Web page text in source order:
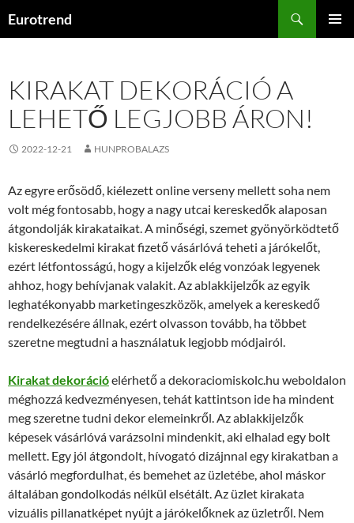
Eurotrend
KIRAKAT DEKORÁCIÓ A
LEHETŐ LEGJOBB ÁRON!
2022-12-21 HUNPROBALAZS
Az egyre erősödő, kiélezett online verseny mellett soha nem
volt még fontosabb, hogy a nagy utcai kereskedők alaposan
átgondolják kirakataikat. A minőségi, szemet gyönyörködtető
kiskereskedelmi kirakat fizető vásárlóvá teheti a járókelőt,
ezért létfontosságú, hogy a kijelzők elég vonzóak legyenek
ahhoz, hogy behívjanak valakit. Az ablakkijelzők az egyik
leghatékonyabb marketingeszközök, amelyek a kereskedő
rendelkezésére állnak, ezért olvasson tovább, ha többet
szeretne megtudni a használatuk legjobb módjairól.
Kirakat dekorációelérhető a dekoraciomiskolc.hu weboldalon
méghozzá kedvezményesen, tehát kattintson ide ha mindent
meg szeretne tudni dekor elemeinkről. Az ablakkijelzők
képesek vásárlóvá varázsolni mindenkit, aki elhalad egy bolt
mellett. Egy jól átgondolt, hívogató dizájnnal egy kirakatban a
vásárló megfordulhat, és bemehet az üzletébe, ahol máskor
általában gondolkodás nélkül elsétált. Az üzlet kirakata
vizuális pillanatképet nyújt a járókelőknek az üzletről. Nem